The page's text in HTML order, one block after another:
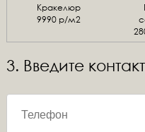
Кракелюр
9990 р/м2
3. Введите